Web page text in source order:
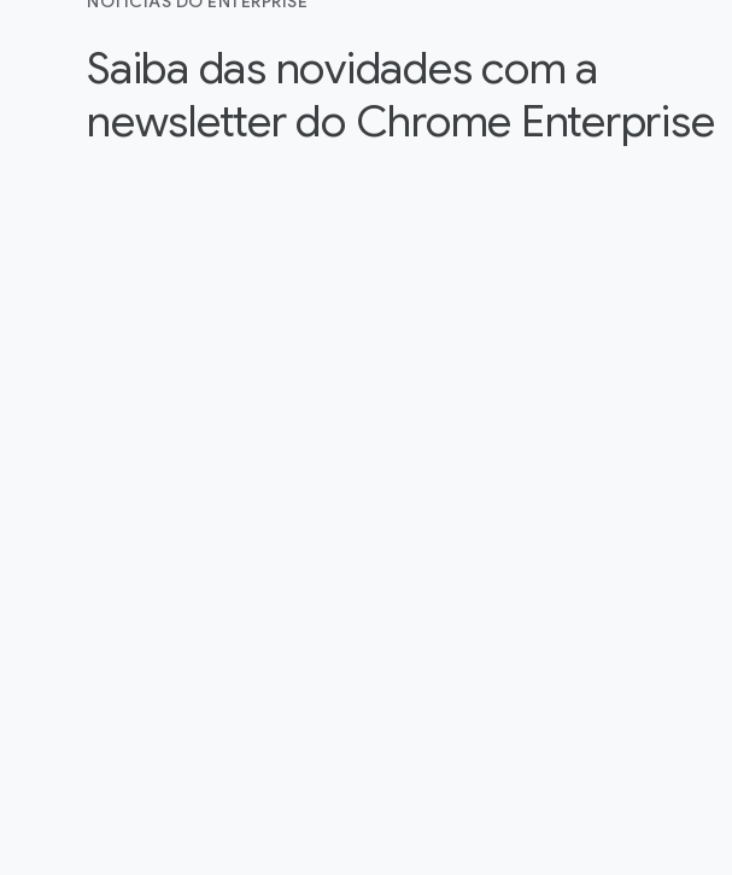
Saiba das novidades com a
newsletter do Chrome Enterprise